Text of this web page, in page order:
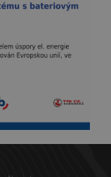
je
hodina